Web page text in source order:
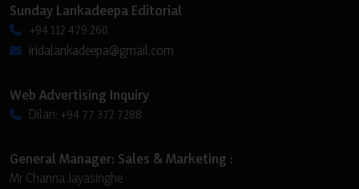
Sunday Lankadeepa Editorial
+94 112 479 260
iridalankadeepa@gmail.com
Web Advertising Inquiry
Dilan: +94 77 372 7288
General Manager: Sales & Marketing :
Mr Channa Jayasinghe